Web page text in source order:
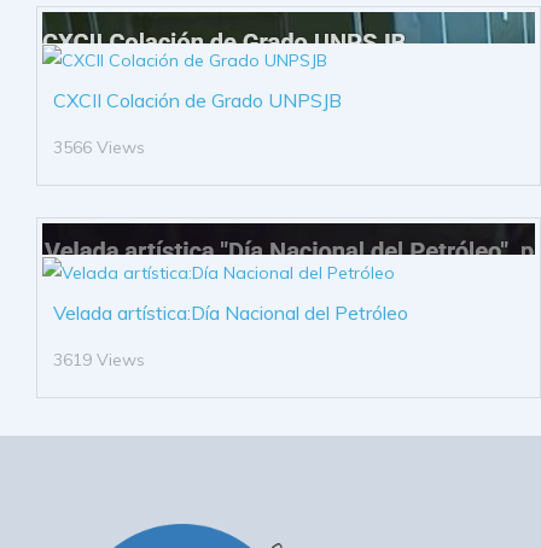
CXCII Colación de Grado UNPSJB
3566 Views
Velada artística:Día Nacional del Petróleo
3619 Views